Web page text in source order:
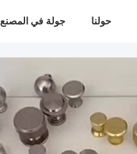
حولنا جولة في المصنع